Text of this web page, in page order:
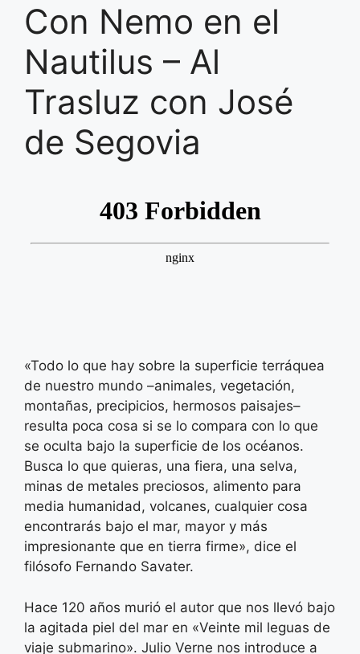
Con Nemo en el
Nautilus – Al
Trasluz con José
de Segovia
«Todo lo que hay sobre la superficie terráquea
de nuestro mundo –animales, vegetación,
montañas, precipicios, hermosos paisajes–
resulta poca cosa si se lo compara con lo que
se oculta bajo la superficie de los océanos.
Busca lo que quieras, una fiera, una selva,
minas de metales preciosos, alimento para
media humanidad, volcanes, cualquier cosa
encontrarás bajo el mar, mayor y más
impresionante que en tierra firme», dice el
filósofo Fernando Savater.
Hace 120 años murió el autor que nos llevó bajo
la agitada piel del mar en «Veinte mil leguas de
viaje submarino». Julio Verne nos introduce a